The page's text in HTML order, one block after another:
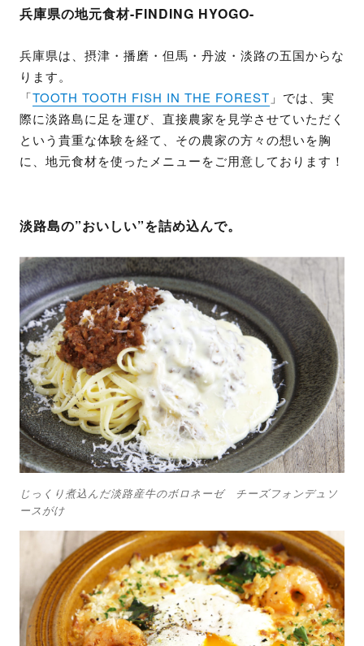
兵庫県の地元食材-FINDING HYOGO-
兵庫県は、摂津・播磨・但馬・丹波・淡路の五国からな
ります。
「TOOTH TOOTH FISH IN THE FOREST 」では、実
際に淡路島に足を運び、直接農家を見学させていただく
という貴重な体験を経て、その農家の方々の想いを胸
に、地元食材を使ったメニューをご用意しております！
淡路島の”おいしい”を詰め込んで。
じっくり煮込んだ淡路産牛のボロネーゼ チーズフォンデュソ
ースがけ